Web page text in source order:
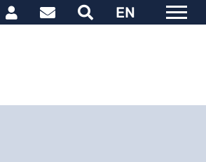
Link utili utente
EN